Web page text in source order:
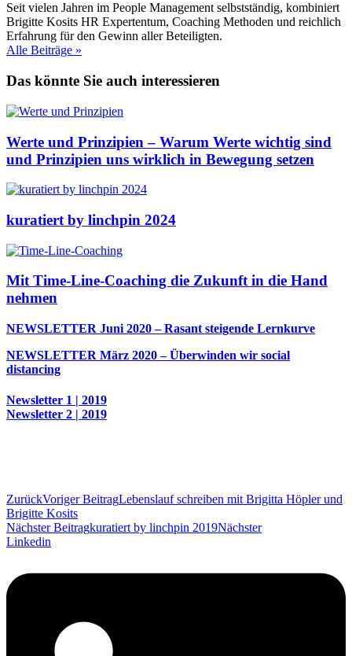
Seit vielen Jahren im People Management selbstständig, kombiniert
Brigitte Kosits HR Expertentum, Coaching Methoden und reichlich
Erfahrung für den Gewinn aller Beteiligten.
Alle Beiträge »
Das könnte Sie auch interessieren
Werte und Prinzipien – Warum Werte wichtig sind
und Prinzipien uns wirklich in Bewegung setzen
kuratiert by linchpin 2024
Mit Time-Line-Coaching die Zukunft in die Hand
nehmen
NEWSLETTER Juni 2020 – Rasant steigende Lernkurve
NEWSLETTER März 2020 – Überwinden wir social
distancing
Newsletter 1 | 2019
Newsletter 2 | 2019
ZurückVoriger BeitragLebenslauf schreiben mit Brigitta Höpler und
Brigitte Kosits
Nächster Beitragkuratiert by linchpin 2019Nächster
Linkedin